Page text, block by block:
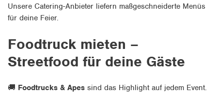
Unsere Catering-Anbieter liefern maßgeschneiderte Menüs
für deine Feier.
Foodtruck mieten –
Streetfood für deine Gäste
🚚 Foodtrucks & Apes sind das Highlight auf jedem Event.